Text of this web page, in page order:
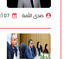
صدى الأمة 07 أغسطس 2026